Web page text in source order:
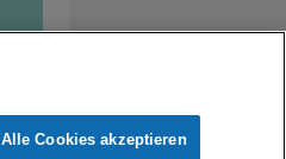
Alle Cookies akzeptieren